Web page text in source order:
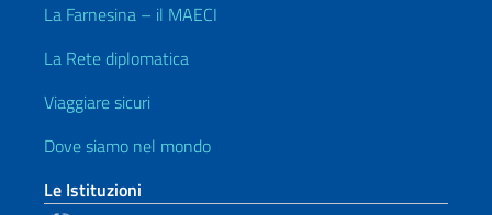
La Farnesina – il MAECI
La Rete diplomatica
Viaggiare sicuri
Dove siamo nel mondo
Le Istituzioni